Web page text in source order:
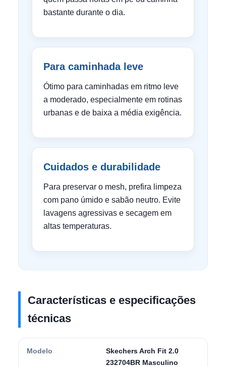
bastante durante o dia.
Para caminhada leve
Ótimo para caminhadas em ritmo leve
a moderado, especialmente em rotinas
urbanas e de baixa a média exigência.
Cuidados e durabilidade
Para preservar o mesh, prefira limpeza
com pano úmido e sabão neutro. Evite
lavagens agressivas e secagem em
altas temperaturas.
Características e especificações
técnicas
Modelo
Skechers Arch Fit 2.0
232704BR Masculino